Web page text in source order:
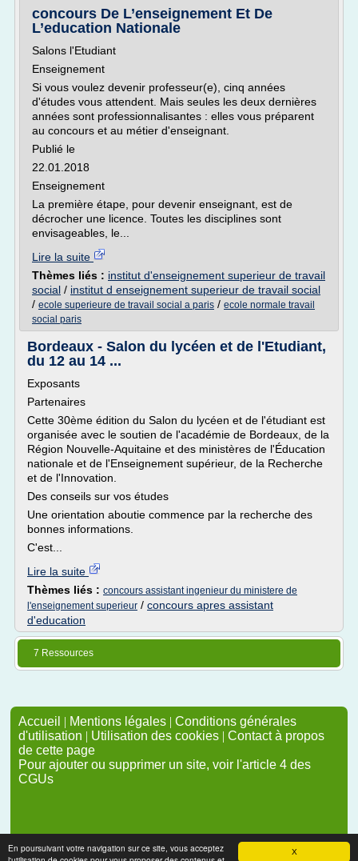
X
En poursuivant votre navigation sur ce site, vous acceptez
concours De L’enseignement Et De
L’education Nationale
Salons l'Etudiant
Enseignement
Si vous voulez devenir professeur(e), cinq années
d'études vous attendent. Mais seules les deux dernières
années sont professionnalisantes : elles vous préparent
au concours et au métier d'enseignant.
Publié le
22.01.2018
Enseignement
La première étape, pour devenir enseignant, est de
décrocher une licence. Toutes les disciplines sont
envisageables, le...
Lire la suite
Thèmes liés : institut d'enseignement superieur de travail
social / institut d enseignement superieur de travail social
/ ecole superieure de travail social a paris / ecole normale travail
social paris
Bordeaux - Salon du lycéen et de l'Etudiant,
du 12 au 14 ...
Exposants
Partenaires
Cette 30ème édition du Salon du lycéen et de l'étudiant est
organisée avec le soutien de l'académie de Bordeaux, de la
Région Nouvelle-Aquitaine et des ministères de l'Éducation
nationale et de l'Enseignement supérieur, de la Recherche
et de l'Innovation.
Des conseils sur vos études
Une orientation aboutie commence par la recherche des
bonnes informations.
C'est...
Lire la suite
Thèmes liés : concours assistant ingenieur du ministere de
l'enseignement superieur / concours apres assistant
d'education
7 Ressources
Accueil | Mentions légales | Conditions générales
d'utilisation | Utilisation des cookies | Contact à propos
de cette page
Pour ajouter ou supprimer un site, voir l'article 4 des
CGUs